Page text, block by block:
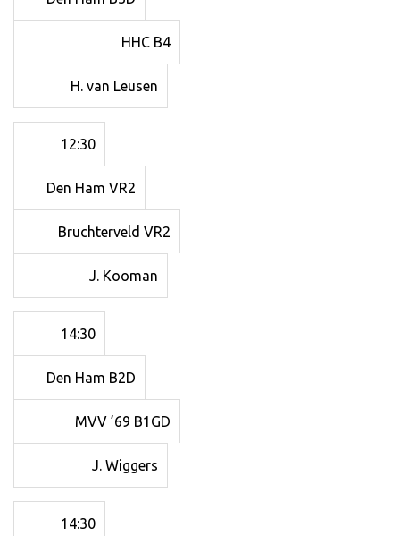
HHC B4
H. van Leusen
12:30
Den Ham VR2
Bruchterveld VR2
J. Kooman
14:30
Den Ham B2D
MVV ’69 B1GD
J. Wiggers
14:30